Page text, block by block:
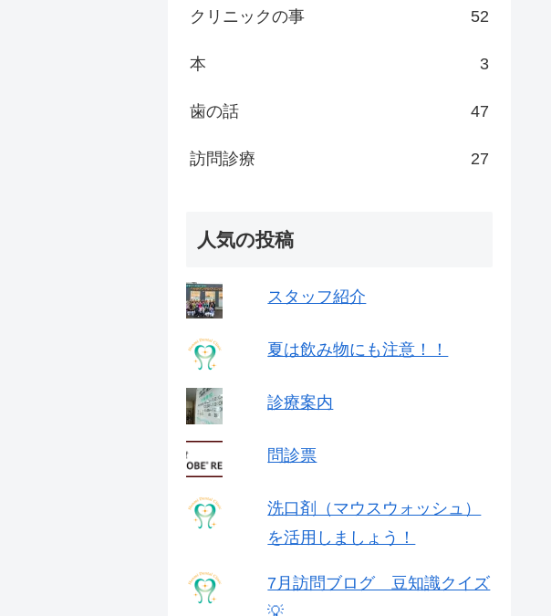
クリニックの事 52
本 3
歯の話 47
訪問診療 27
人気の投稿
スタッフ紹介
夏は飲み物にも注意！！
診療案内
問診票
洗口剤（マウスウォッシュ）
を活用しましょう！
7月訪問ブログ 豆知識クイズ
💡